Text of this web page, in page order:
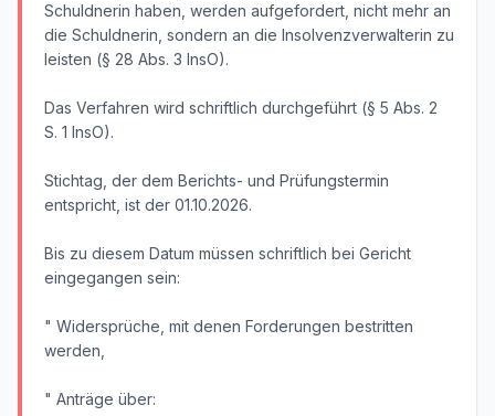
Schuldnerin haben, werden aufgefordert, nicht mehr an
die Schuldnerin, sondern an die Insolvenzverwalterin zu
leisten (§ 28 Abs. 3 InsO).
Das Verfahren wird schriftlich durchgeführt (§ 5 Abs. 2
S. 1 InsO).
Stichtag, der dem Berichts- und Prüfungstermin
entspricht, ist der 01.10.2026.
Bis zu diesem Datum müssen schriftlich bei Gericht
eingegangen sein:
" Widersprüche, mit denen Forderungen bestritten
werden,
" Anträge über: